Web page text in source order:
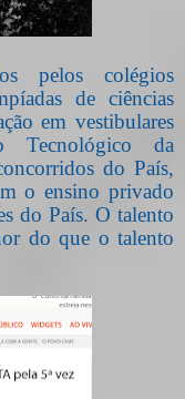
pelos colégios
de ciências
em vestibulares
da
do País,
o ensino privado
do País. O talento
do que o talento